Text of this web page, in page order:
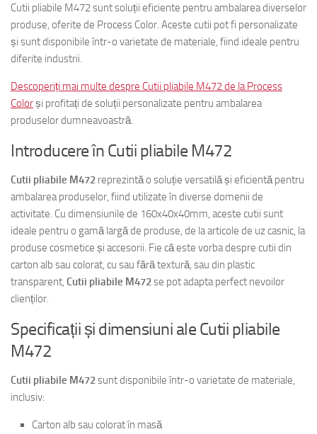
Cutii pliabile M472 sunt soluții eficiente pentru ambalarea diverselor
produse, oferite de Process Color. Aceste cutii pot fi personalizate
și sunt disponibile într-o varietate de materiale, fiind ideale pentru
diferite industrii.
Descoperiți mai multe despre Cutii pliabile M472 de la Process
Colorși profitați de soluții personalizate pentru ambalarea
produselor dumneavoastră.
Introducere în Cutii pliabile M472
Cutii pliabile M472 reprezintă o soluție versatilă și eficientă pentru
ambalarea produselor, fiind utilizate în diverse domenii de
activitate. Cu dimensiunile de 160x40x40mm, aceste cutii sunt
ideale pentru o gamă largă de produse, de la articole de uz casnic, la
produse cosmetice și accesorii. Fie că este vorba despre cutii din
carton alb sau colorat, cu sau fără textură, sau din plastic
transparent, Cutii pliabile M472se pot adapta perfect nevoilor
clienților.
Specificații și dimensiuni ale Cutii pliabile
M472
Cutii pliabile M472sunt disponibile într-o varietate de materiale,
inclusiv:
Carton alb sau colorat în masă